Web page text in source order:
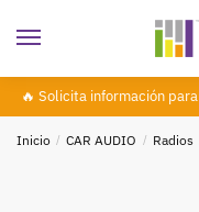
🔥 Solicita información
Inicio / CAR AUDIO / Radios